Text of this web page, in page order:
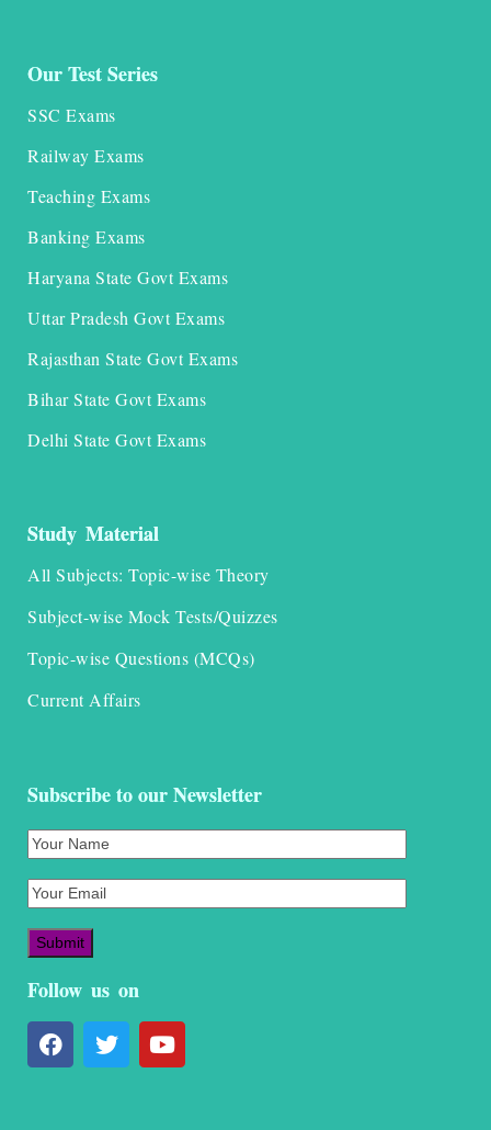
Our Test Series
SSC Exams
Railway Exams
Teaching Exams
Banking Exams
Haryana State Govt Exams
Uttar Pradesh Govt Exams
Rajasthan State Govt Exams
Bihar State Govt Exams
Delhi State Govt Exams
Study Material
All Subjects: Topic-wise Theory
Subject-wise Mock Tests/Quizzes
Topic-wise Questions (MCQs)
Current Affairs
Subscribe to our Newsletter
Follow us on